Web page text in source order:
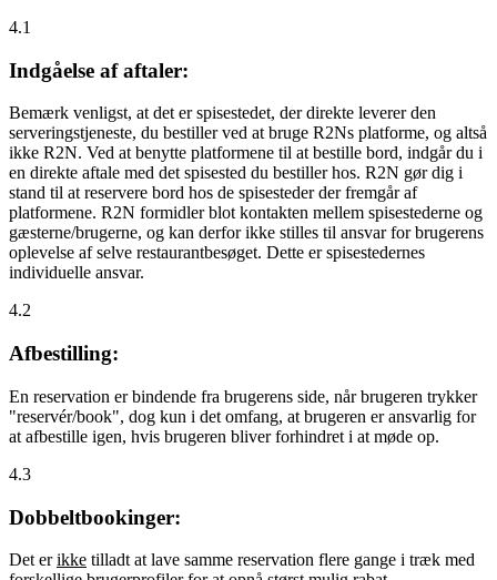
4.1
Indgåelse af aftaler:
Bemærk venligst, at det er spisestedet, der direkte leverer den
serveringstjeneste, du bestiller ved at bruge R2Ns platforme, og altså
ikke R2N. Ved at benytte platformene til at bestille bord, indgår du i
en direkte aftale med det spisested du bestiller hos. R2N gør dig i
stand til at reservere bord hos de spisesteder der fremgår af
platformene. R2N formidler blot kontakten mellem spisestederne og
gæsterne/brugerne, og kan derfor ikke stilles til ansvar for brugerens
oplevelse af selve restaurantbesøget. Dette er spisestedernes
individuelle ansvar.
4.2
Afbestilling:
En reservation er bindende fra brugerens side, når brugeren trykker
"reservér/book", dog kun i det omfang, at brugeren er ansvarlig for
at afbestille igen, hvis brugeren bliver forhindret i at møde op.
4.3
Dobbeltbookinger:
Det erikke tilladt at lave samme reservation flere gange i træk med